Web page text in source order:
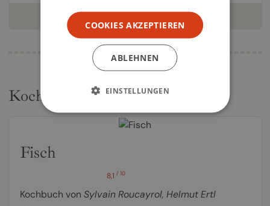
weiterlesen
Kochbücher
Fisch
8,1/ 10
Kochbuch von Sylvain Roucayrol, Helmut Ertl
COOKIES AKZEPTIEREN
ABLEHNEN
EINSTELLUNGEN